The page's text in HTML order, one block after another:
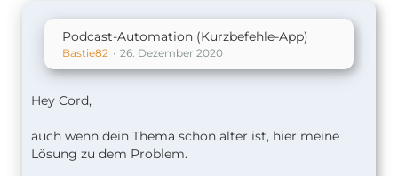
Podcast-Automation (Kurzbefehle-App)
Bastie82 26. Dezember 2020
Hey Cord,
auch wenn dein Thema schon älter ist, hier meine
Lösung zu dem Problem.